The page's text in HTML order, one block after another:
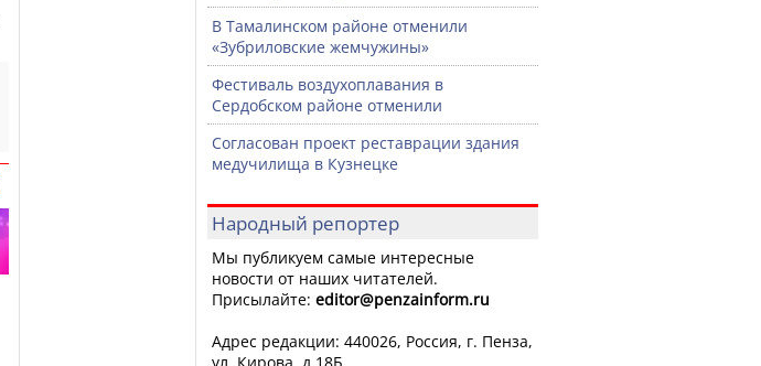
В Тамалинском районе отменили
«Зубриловские жемчужины»
Фестиваль воздухоплавания в
Сердобском районе отменили
Согласован проект реставрации здания
медучилища в Кузнецке
Народный репортер
Мы публикуем самые интересные
новости от наших читателей.
Присылайте: editor@penzainform.ru
Адрес редакции: 440026, Россия, г. Пенза,